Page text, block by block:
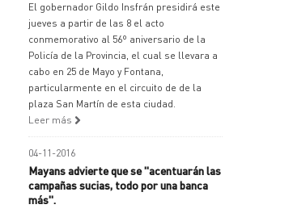
El gobernador Gildo Insfrán presidirá este
jueves a partir de las 8 el acto
conmemorativo al 56º aniversario de la
Policía de la Provincia, el cual se llevara a
cabo en 25 de Mayo y Fontana,
particularmente en el circuito de de la
plaza San Martín de esta ciudad.
Leer más
04-11-2016
Mayans advierte que se "acentuarán las
campañas sucias, todo por una banca
más".